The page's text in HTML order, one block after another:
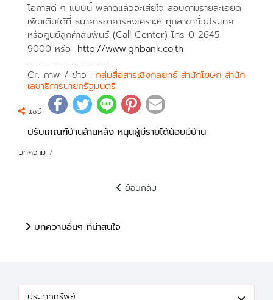
บทความ
ปรับเกณฑ์บ้านล้านหลัง หนุนผู้มีรายได้น้อยมีบ้าน
แชร์
โอกาสดี ๆ แบบนี้ พลาดแล้วจะเสียใจ สอบถามรายละเอียด
เพิ่มเติมได้ที่ ธนาคารอาคารสงเคราะห์ ทุกสาขาทั่วประเทศ
หรือศูนย์ลูกค้าสัมพันธ์ (Call Center) โทร 0 2645
9000 หรือ http://www.ghbank.co.th
----------------------
Cr. ภาพ / ข่าว : กลุ่มสื่อสารเชิงกลยุทธ์ สำนักโฆษก สำนัก
เลขาธิการนายกรัฐมนตรี
ย้อนกลับ
บทความอื่นๆ ที่น่าสนใจ
ประเภททรัพย์